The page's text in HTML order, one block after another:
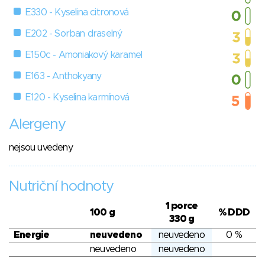
E330 - Kyselina citronová
E202 - Sorban draselný
E150c - Amoniakový karamel
E163 - Anthokyany
E120 - Kyselina karmínová
Alergeny
nejsou uvedeny
Nutriční hodnoty
100 g
1 porce
330 g
% DDD
Energie neuvedeno neuvedeno
0 %
neuvedeno
neuvedeno